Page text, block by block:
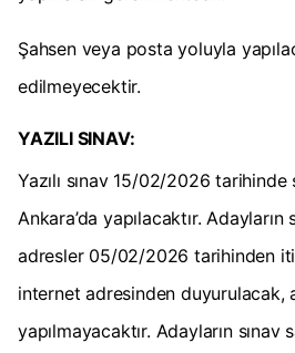
Şahsen veya posta yoluyla
edilmeyecektir.
YAZILI SINAV:
Yazılı sınav 15/02/2026 tarihinde
Ankara’da yapılacaktır. Adayların
adresler 05/02/2026 tarihinden
internet adresinden duyurulacak,
yapılmayacaktır. Adayların sınav